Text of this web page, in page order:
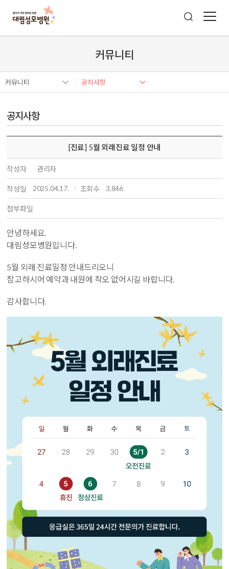
커뮤니티
커뮤니티 공지사항
공지사항
[진료] 5월 외래진료 일정 안내
작성자 관리자
작성일 2025.04.17. 조회수 3,846
첨부파일
안녕하세요.
대림성모병원입니다.
5월 외래 진료일정 안내드리오니
참고하시어 예약과 내원에 착오 없어시길 바랍니다.
감사합니다.